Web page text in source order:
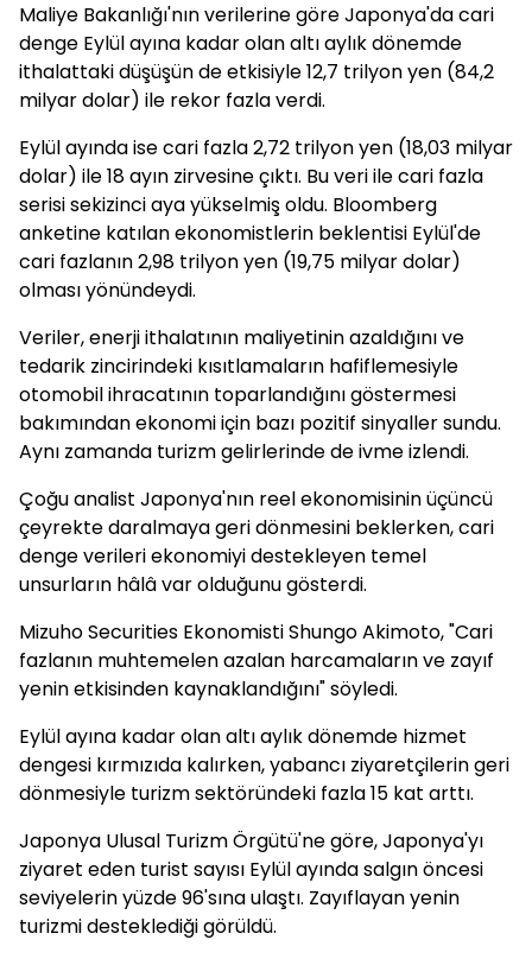
Maliye Bakanlığı'nın verilerine göre Japonya'da cari
denge Eylül ayına kadar olan altı aylık dönemde
ithalattaki düşüşün de etkisiyle 12,7 trilyon yen (84,2
milyar dolar) ile rekor fazla verdi.
Eylül ayında ise cari fazla 2,72 trilyon yen (18,03 milyar
dolar) ile 18 ayın zirvesine çıktı. Bu veri ile cari fazla
serisi sekizinci aya yükselmiş oldu. Bloomberg
anketine katılan ekonomistlerin beklentisi Eylül'de
cari fazlanın 2,98 trilyon yen (19,75 milyar dolar)
olması yönündeydi.
Veriler, enerji ithalatının maliyetinin azaldığını ve
tedarik zincirindeki kısıtlamaların hafiflemesiyle
otomobil ihracatının toparlandığını göstermesi
bakımından ekonomi için bazı pozitif sinyaller sundu.
Aynı zamanda turizm gelirlerinde de ivme izlendi.
Çoğu analist Japonya'nın reel ekonomisinin üçüncü
çeyrekte daralmaya geri dönmesini beklerken, cari
denge verileri ekonomiyi destekleyen temel
unsurların hâlâ var olduğunu gösterdi.
Mizuho Securities Ekonomisti Shungo Akimoto, "Cari
fazlanın muhtemelen azalan harcamaların ve zayıf
yenin etkisinden kaynaklandığını" söyledi.
Eylül ayına kadar olan altı aylık dönemde hizmet
dengesi kırmızıda kalırken, yabancı ziyaretçilerin geri
dönmesiyle turizm sektöründeki fazla 15 kat arttı.
Japonya Ulusal Turizm Örgütü'ne göre, Japonya'yı
ziyaret eden turist sayısı Eylül ayında salgın öncesi
seviyelerin yüzde 96'sına ulaştı. Zayıflayan yenin
turizmi desteklediği görüldü.